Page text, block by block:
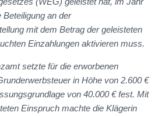
Beteiligung an der
mit dem Betrag der geleisteten
Einzahlungen aktivieren muss.
setzte für die erworbenen
in Höhe von 2.600 €
von 40.000 € fest. Mit
Einspruch machte die Klägerin